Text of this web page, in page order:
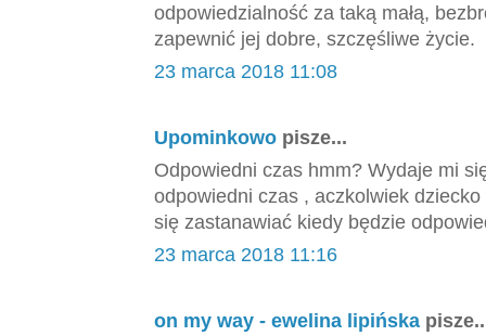
odpowiedzialność za taką małą,
zapewnić jej dobre, szczęśliwe życie.
23 marca 2018 11:08
Upominkowo pisze...
Odpowiedni czas hmm? Wydaje mi
odpowiedni czas , aczkolwiek
się zastanawiać kiedy będzie
23 marca 2018 11:16
on my way - ewelina lipińska